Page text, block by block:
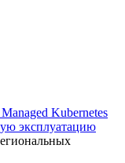
Kubernetes
эксплуатацию